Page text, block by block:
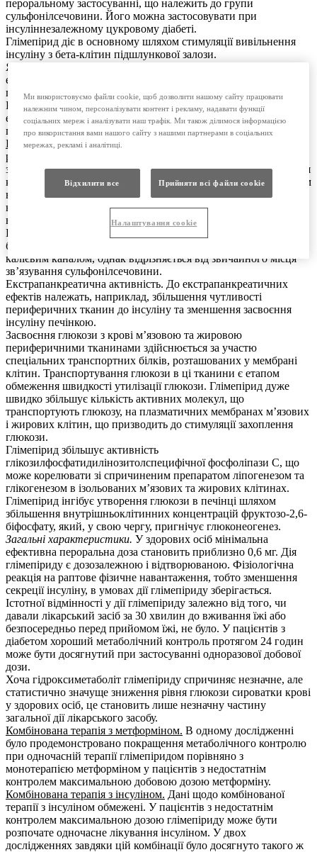
пероральному застосуванні, що належить до групи
сульфонілсечовини. Його можна застосовувати при
інсуліннезалежному цукровому діабеті.
Глімепірид діє в основному шляхом стимуляції вивільнення
інсуліну з бета-клітин підшлункової залози.
Як і у випадку з іншими похідними сульфонілсечовини, цей
ефект пов’язаний з підвищенням сприйнятливості бета-клітин
підшлункової залози до фізіологічної стимуляції глюкозою.
Крім цього, глімепірид, вірогідно, має виражену
екстрапанкреатичну дію, теоретично притаманну й іншим
похідним сульфонілсечовини.
Вивільнення інсуліну.Препарати сульфонілсечовини
регулюють секрецію інсуліну шляхом закриття АТФ-
залежного калієвого каналу в мембрані бета-клітини. Закриття
калієвих каналів індукує деполяризацію бета-клітини і шляхом
відкриття кальцієвого каналу призводить до підвищеного
надходження кальцію у клітину. Це призводить до
вивільнення інсуліну шляхом екзоцитозу.
Глімепірид із високою швидкістю заміщення зв’язується з
білком мембрани бета-клітин, що пов’язаний з АТФ-залежним
калієвим каналом, однак відрізняється від звичайного місця
зв’язування сульфонілсечовини.
Екстрапанкреатична активність. До екстрапанкреатичних
ефектів належать, наприклад, збільшення чутливості
периферичних тканин до інсуліну та зменшення засвоєння
інсуліну печінкою.
Засвоєння глюкози з крові м’язовою та жировою
периферичними тканинами здійснюється за участю
спеціальних транспортних білків, розташованих у мембрані
клітин. Транспортування глюкози в ці тканини є етапом
обмеження швидкості утилізації глюкози. Глімепірид дуже
швидко збільшує кількість активних молекул, що
транспортують глюкозу, на плазматичних мембранах м’язових
і жирових клітин, що призводить до стимуляції захоплення
глюкози.
Глімепірид збільшує активність
глікозилфосфатидилінозитолспецифічної фосфоліпази С, що
може корелювати зі спричиненим препаратом ліпогенезом та
глікогенезом в ізольованих м’язових та жирових клітинах.
Глімепірид інгібує утворення глюкози в печінці шляхом
збільшення внутрішньоклітинних концентрацій фруктозо-2,6-
біфосфату, який, у свою чергу, пригнічує глюконеогенез.
Загальні характеристики. У здорових осіб мінімальна
ефективна пероральна доза становить приблизно 0,6 мг. Дія
глімепіриду є дозозалежною і відтворюваною. Фізіологічна
реакція на раптове фізичне навантаження, тобто зменшення
секреції інсуліну, в умовах дії глімепіриду зберігається.
Істотної відмінності у дії глімепіриду залежно від того, чи
давали лікарський засіб за 30 хвилин до вживання їжі або
безпосередньо перед прийомом їжі, не було. У пацієнтів з
діабетом хороший метаболічний контроль протягом 24 годин
може бути досягнутий при застосуванні одноразової добової
дози.
Хоча гідроксиметаболіт глімепіриду спричиняє незначне, але
статистично значуще зниження рівня глюкози сироватки крові
у здорових осіб, це становить лише незначну частину
загальної дії лікарського засобу.
Комбінована терапія з метформіном. В одному дослідженні
було продемонстровано покращення метаболічного контролю
при одночасній терапії глімепіридом порівняно з
монотерапією метформіном у пацієнтів з недостатнім
контролем максимальною добовою дозою метформіну.
Комбінована терапія з інсуліном. Дані щодо комбінованої
терапії з інсуліном обмежені. У пацієнтів з недостатнім
контролем максимальною дозою глімепіриду може бути
розпочате одночасне лікування інсуліном. У двох
дослідженнях завдяки цій комбінації було досягнуто такого ж
Ми використовуємо файли cookie, щоб дозволити нашому сайту працювати
належним чином, персоналізувати контент і рекламу, надавати функції
соціальних мереж і аналізувати наш трафік. Ми також ділимося інформацією
про використання вами нашого сайту з нашими партнерами в соціальних
мережах, рекламі і аналітиці.
Відхилити все Прийняти всі файли сookie
Налаштування cookie